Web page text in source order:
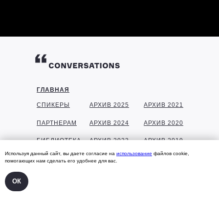
Используя данный сайт, вы даете согласие на использование файлов cookie,
помогающих нам сделать его удобнее для вас.
ОК
ГЛАВНАЯ
СПИКЕРЫ
ПАРТНЕРАМ
БИБЛИОТЕКА
ГАЛЕРЕЯ
АРХИВ 2025
АРХИВ 2024
АРХИВ 2023
АРХИВ 2022
АРХИВ 2021
АРХИВ 2020
АРХИВ 2019
АРХИВ 2018